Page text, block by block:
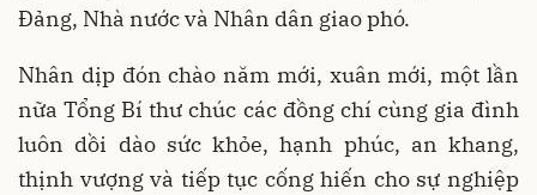
Đảng, Nhà nước và Nhân dân giao phó.
Nhân dịp đón chào năm mới, xuân mới, một lần
nữa Tổng Bí thư chúc các đồng chí cùng gia đình
luôn dồi dào sức khỏe, hạnh phúc, an khang,
thịnh vượng và tiếp tục cống hiến cho sự nghiệp